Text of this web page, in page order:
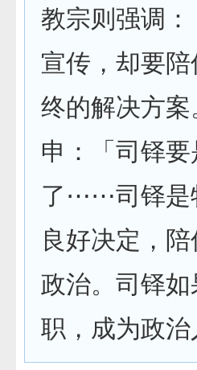
教宗则强调
宣传，却要
终的解决方
申：「司铎
了⋯⋯司铎是
良好决定，
政治。司铎
职，成为政治